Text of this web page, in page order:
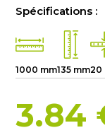
Spécifications :
1000 mm135 mm20
3.84